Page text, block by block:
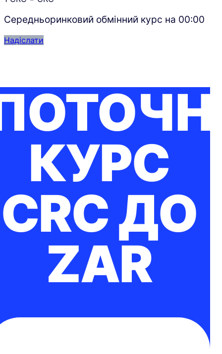
Середньоринковий обмінний курс на 00:00
Надіслати
КУРС
CRC ДО
ZAR